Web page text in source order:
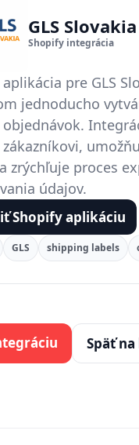
GLS Slovakia
Shopify integrácia
pre GLS
jednoducho
objednávok.
zrýchľuje proces
údajov.
Shopify aplikáciu
GLS shipping labels
Späť